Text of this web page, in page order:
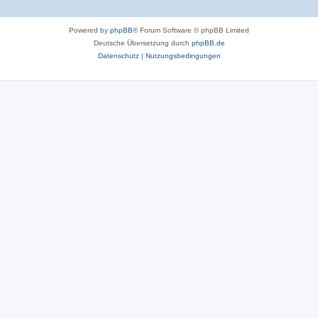
Powered by phpBB® Forum Software © phpBB Limited
Deutsche Übersetzung durch phpBB.de
Datenschutz| Nutzungsbedingungen